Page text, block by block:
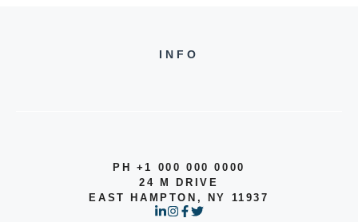
INFO
PH +1 000 000 0000
24 M DRIVE
EAST HAMPTON, NY 11937